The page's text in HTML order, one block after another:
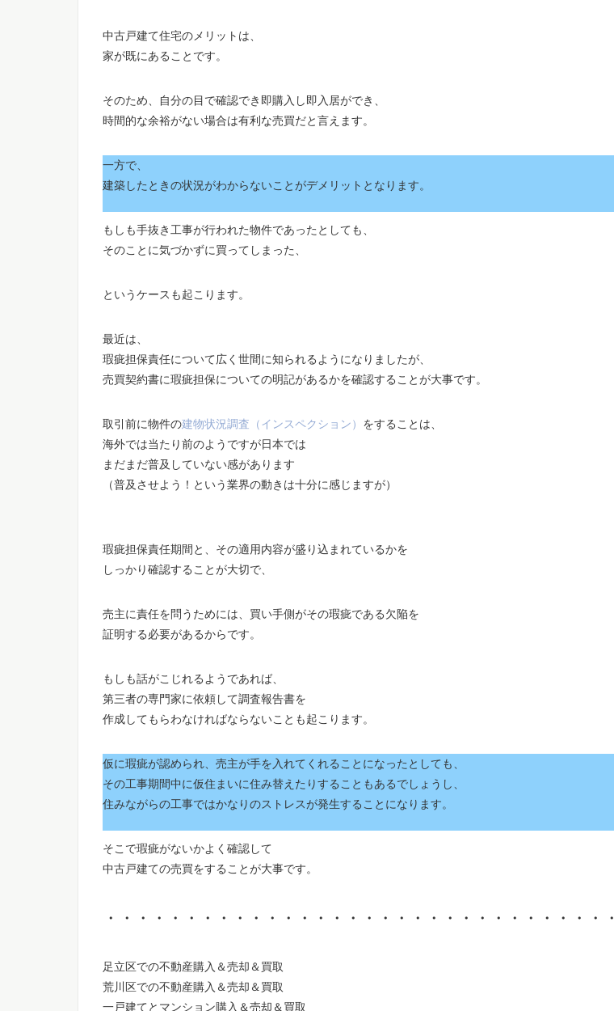
中古戸建て住宅のメリットは、
家が既にあることです。
そのため、自分の目で確認でき即購入し即入居ができ、
時間的な余裕がない場合は有利な売買だと言えます。
一方で、
建築したときの状況がわからないことがデメリットとなります。
もしも手抜き工事が行われた物件であったとしても、
そのことに気づかずに買ってしまった、
というケースも起こります。
最近は、
瑕疵担保責任について広く世間に知られるようになりましたが、
売買契約書に瑕疵担保についての明記があるかを確認することが大事です。
取引前に物件の建物状況調査（インスペクション） をすることは、
海外では当たり前のようですが日本では
まだまだ普及していない感があります
（普及させよう！という業界の動きは十分に感じますが）
瑕疵担保責任期間と、その適用内容が盛り込まれているかを
しっかり確認することが大切で、
売主に責任を問うためには、買い手側がその瑕疵である欠陥を
証明する必要があるからです。
もしも話がこじれるようであれば、
第三者の専門家に依頼して調査報告書を
作成してもらわなければならないことも起こります。
仮に瑕疵が認められ、売主が手を入れてくれることになったとしても、
その工事期間中に仮住まいに住み替えたりすることもあるでしょうし、
住みながらの工事ではかなりのストレスが発生することになります。
そこで瑕疵がないかよく確認して
中古戸建ての売買をすることが大事です。
・・・・・・・・・・・・・・・・・・・・・・・・・・・・・・・・
足立区での不動産購入＆売却＆買取
荒川区での不動産購入＆売却＆買取
一戸建てとマンション購入＆売却＆買取